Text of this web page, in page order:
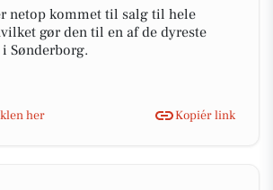
netop kommet til salg til hele
gør den til en af de dyreste
Sønderborg.
her
Kopiér link